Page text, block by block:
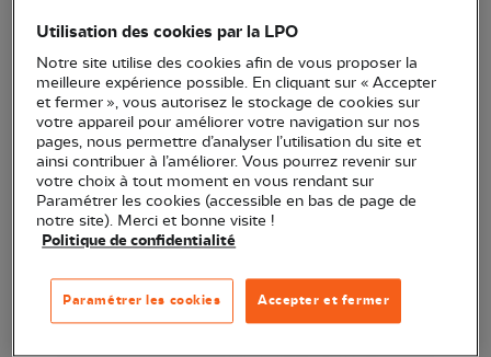
qui explore la cohabitation entre l’animal et les
Utilisation des cookies par la LPO
Notre site utilise des cookies afin de vous proposer la
meilleure expérience possible. En cliquant sur « Accepter
et fermer », vous autorisez le stockage de cookies sur
votre appareil pour améliorer votre navigation sur nos
pages, nous permettre d’analyser l’utilisation du site et
ainsi contribuer à l’améliorer. Vous pourrez revenir sur
votre choix à tout moment en vous rendant sur
Paramétrer les cookies (accessible en bas de page de
notre site). Merci et bonne visite !
Politique de confidentialité
Accepter et fermer
Paramétrer les cookies